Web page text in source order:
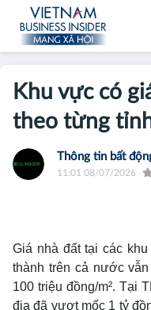
Khu vực có
theo từng
Thông tin bất
11:01 08/07/2026
Giá nhà đất tại các
thành trên cả nước
100 triệu đồng/m². Tại
địa đã vượt mốc 1 tỷ